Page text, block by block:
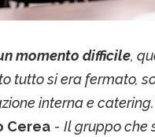
momento difficile,
tutto si era fermato,
interna e catering.
Cerea - Il gruppo che